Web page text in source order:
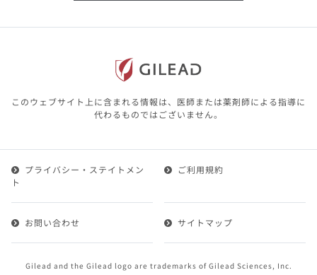
含む）の情報は、その製品またはその製品の
本サイト内の情報は、医師その他医療関係者
が行なうべきアドバイスやサービスを提供す
るものではありません。本サイトに表示され
ている情報は、決して、医師その他医療関係
1.会員とは、医療関係者の方で、本サービスの利用規約
ービスに登録を申し込みギリアドがこれを承認した方を
いいます。
けることができます。
このウェブサイト上に含まれる情報は、医師または薬剤師による指導に
代わるものではございません。
Gilead and the Gilead logo are trademarks of Gilead Sciences, Inc.
プライバシー・ステイトメン
ト
ご利用規約
お問い合わせ サイトマップ